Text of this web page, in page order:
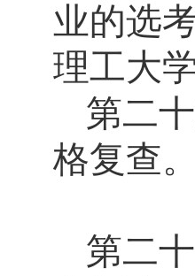
业的选
理工大
第二
格复查
第二